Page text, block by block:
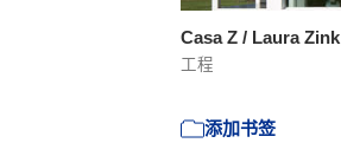
Casa Z / Laura Zink
工程
添加书签